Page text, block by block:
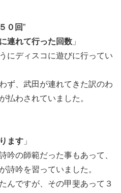
０回”
連れて行った回数 」
にディスコに遊びに行ってい
ず、武田が連れてきた訳のわ
払わされていました。
ます 」
吟の師範だった事もあって、
詩吟を習っていました。
んですが、その甲斐あって３